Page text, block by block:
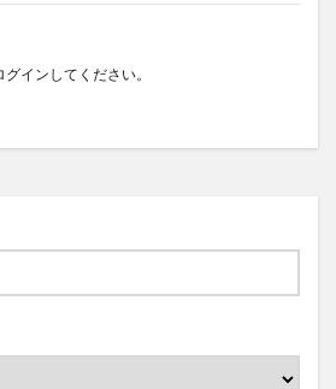
グイン してください。